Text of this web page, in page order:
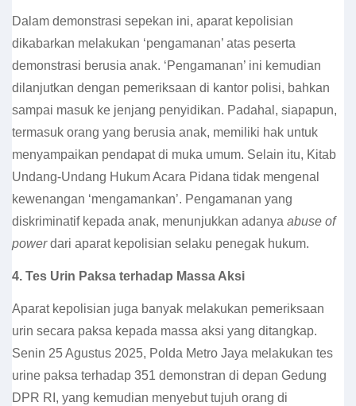
Dalam demonstrasi sepekan ini, aparat kepolisian
dikabarkan melakukan ‘pengamanan’ atas peserta
demonstrasi berusia anak. ‘Pengamanan’ ini kemudian
dilanjutkan dengan pemeriksaan di kantor polisi, bahkan
sampai masuk ke jenjang penyidikan. Padahal, siapapun,
termasuk orang yang berusia anak, memiliki hak untuk
menyampaikan pendapat di muka umum. Selain itu, Kitab
Undang-Undang Hukum Acara Pidana tidak mengenal
kewenangan ‘mengamankan’. Pengamanan yang
diskriminatif kepada anak, menunjukkan adanya abuse of
powerdari aparat kepolisian selaku penegak hukum.
4. Tes Urin Paksa terhadap Massa Aksi
Aparat kepolisian juga banyak melakukan pemeriksaan
urin secara paksa kepada massa aksi yang ditangkap.
Senin 25 Agustus 2025, Polda Metro Jaya melakukan tes
urine paksa terhadap 351 demonstran di depan Gedung
DPR RI, yang kemudian menyebut tujuh orang di